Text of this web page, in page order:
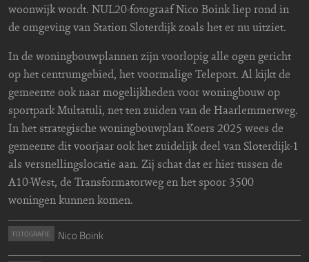
woonwijk wordt. NUL20-fotograaf Nico Boink liep rond in
de omgeving van Station Sloterdijk zoals het er nu uitziet.
In de woningbouwplannen zijn voorlopig alle ogen gericht
op het centrumgebied, het voormalige Teleport. Al kijkt de
gemeente ook naar mogelijkheden voor woningbouw op
sportpark Multatuli, net ten zuiden van de Haarlemmerweg.
In het strategische woningbouwplan Koers 2025 wees de
gemeente dit voorjaar ook het zuidelijk deel van Sloterdijk-1
als versnellingslocatie aan. Zij schat dat er hier tussen de
A10-West, de Transformatorweg en het spoor 3500
woningen kunnen komen.
FOTOGRAFIE Nico Boink